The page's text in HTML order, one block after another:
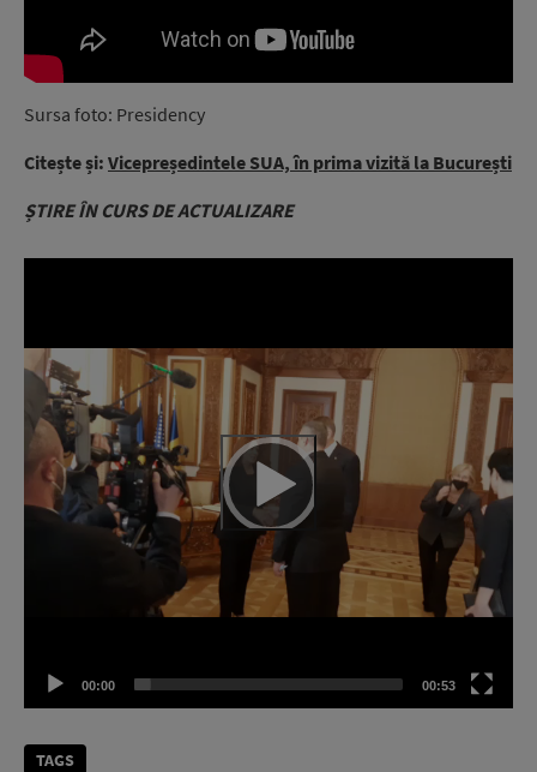
Sursa foto: Presidency
Citește și: Vicepreședintele SUA, în prima vizită la București
ȘTIRE ÎN CURS DE ACTUALIZARE
00:00 00:53
TAGS